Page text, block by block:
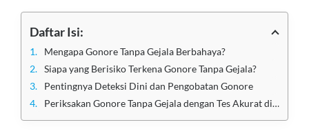
Daftar Isi:
Mengapa Gonore Tanpa Gejala Berbahaya?
Siapa yang Berisiko Terkena Gonore Tanpa Gejala?
Pentingnya Deteksi Dini dan Pengobatan Gonore
Periksakan Gonore Tanpa Gejala dengan Tes Akurat di Klinik Utama Sentosa